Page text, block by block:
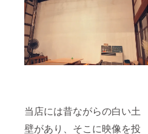
当店には昔ながらの白い土
壁があり、そこに映像を投